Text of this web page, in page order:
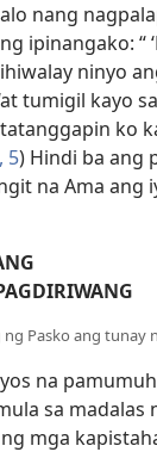
nang
ipinangako: “
ninyo
tumigil kayo
ko
5) Hindi ba ang
na Ama ang
Pasko ang tunay
na
sa madalas
mga